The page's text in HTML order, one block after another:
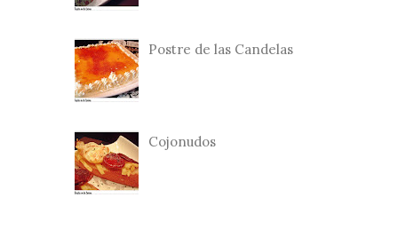
Postre de las Candelas
Cojonudos